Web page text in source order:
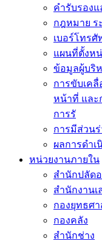
คำรับรอง
กฎหมาย ร
เบอร์โทร
แผนที่ตั้งห
ข้อมูลผู้บริ
การขับเคลื่
หน้าที่ และ
การรั
การมีส่วน
ผลการดำเ
หน่วยงานภายใน
สำนักปลัด
สำนักงาน
กองยุทธศ
กองคลัง
สำนักช่าง